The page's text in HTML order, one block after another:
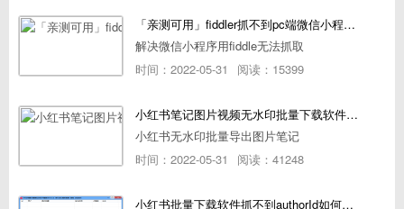
「亲测可用」fiddler抓不到pc端微信小程序包解决方案
解决微信小程序用fiddle无法抓取
时间：2022-05-31
阅读：15399
小红书笔记图片视频无水印批量下载软件使用教程
小红书无水印批量导出图片笔记
时间：2022-05-31
阅读：41248
小红书批量下载软件抓不到authorId如何解决